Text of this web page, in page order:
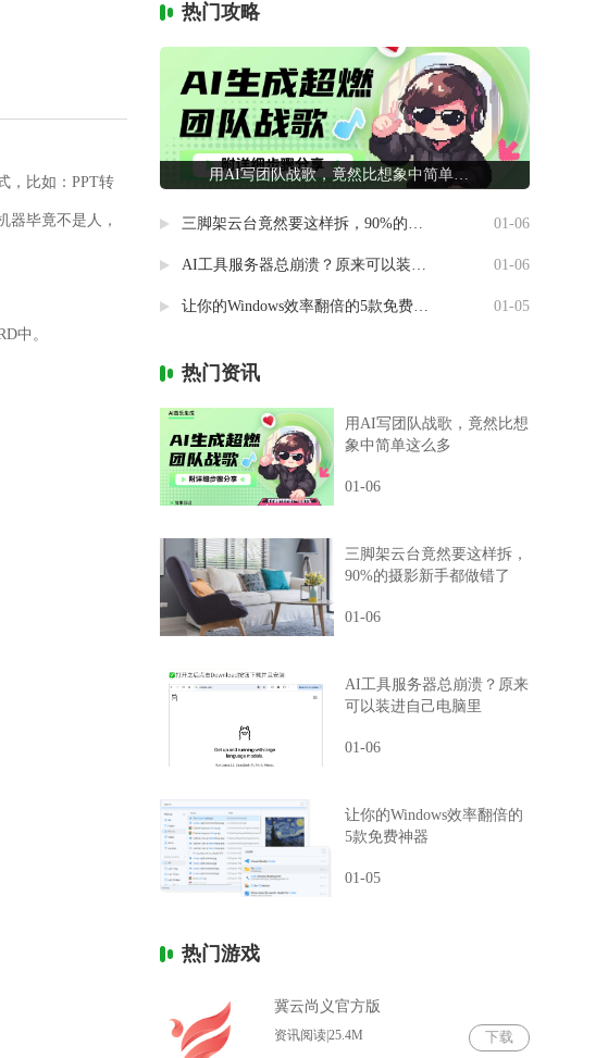
，比如：PPT转
器毕竟不是人，
中。
热门攻略
用AI写团队战歌，竟然比想象中简单这么多
三脚架云台竟然要这样拆，90%的摄影新手都做错了 01-06
AI工具服务器总崩溃？原来可以装进自己电脑里 01-06
让你的Windows效率翻倍的5款免费神器 01-05
热门资讯
用AI写团队战歌，竟然比想
象中简单这么多
01-06
三脚架云台竟然要这样拆，
90%的摄影新手都做错了
01-06
AI工具服务器总崩溃？原来
可以装进自己电脑里
01-06
让你的Windows效率翻倍的
5款免费神器
01-05
热门游戏
冀云尚义官方版
资讯阅读|25.4M 下载